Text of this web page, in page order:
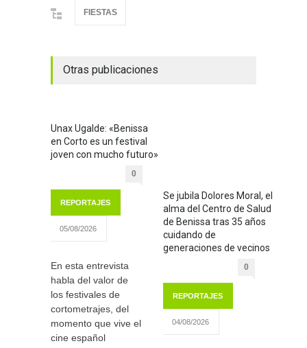
FIESTAS
Otras publicaciones
Unax Ugalde: «Benissa
en Corto es un festival
joven con mucho futuro»
0
REPORTAJES
05/08/2026
En esta entrevista
habla del valor de
los festivales de
cortometrajes, del
momento que vive el
cine español
Se jubila Dolores Moral, el
alma del Centro de Salud
de Benissa tras 35 años
cuidando de
generaciones de vecinos
0
REPORTAJES
04/08/2026